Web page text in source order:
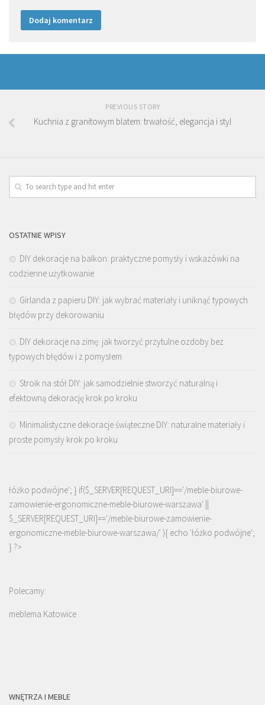
PREVIOUS STORY
Kuchnia z granitowym blatem: trwałość, elegancja i styl
OSTATNIE WPISY
DIY dekoracje na balkon: praktyczne pomysły i wskazówki na
codzienne użytkowanie
Girlanda z papieru DIY: jak wybrać materiały i uniknąć typowych
błędów przy dekorowaniu
DIY dekoracje na zimę: jak tworzyć przytulne ozdoby bez
typowych błędów i z pomysłem
Stroik na stół DIY: jak samodzielnie stworzyć naturalną i
efektowną dekorację krok po kroku
Minimalistyczne dekoracje świąteczne DIY: naturalne materiały i
proste pomysły krok po kroku
łóżko podwójne'; } if($_SERVER[REQUEST_URI]=='/meble-biurowe-
zamowienie-ergonomiczne-meble-biurowe-warszawa' ||
$_SERVER[REQUEST_URI]=='/meble-biurowe-zamowienie-
ergonomiczne-meble-biurowe-warszawa/' ){ echo 'łóżko podwójne';
} ?>
Polecamy:
meblema Katowice
WNĘTRZA I MEBLE